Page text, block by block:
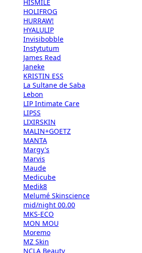
HISMILE
HOLIFROG
HURRAW!
HYALULIP
Invisibobble
Instytutum
James Read
Janeke
KRISTIN ESS
La Sultane de Saba
Lebon
LIP Intimate Care
LIPSS
LIXIRSKIN
MALIN+GOETZ
MANTA
Margy's
Marvis
Maude
Medicube
Medik8
Melumé Skinscience
mid/night 00.00
MKS-ECO
MON MOU
Moremo
MZ Skin
NCLA Beauty